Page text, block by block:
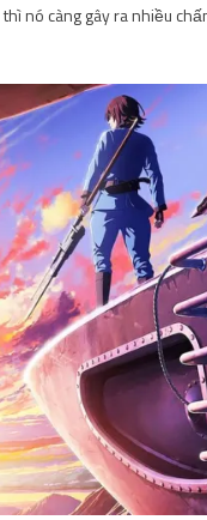
nó càng gây ra nhiều